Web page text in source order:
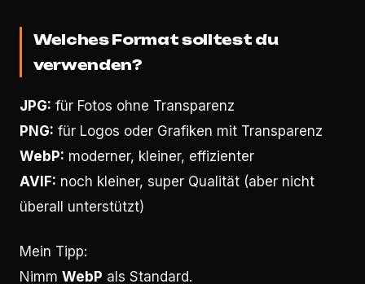
Welches Format solltest du
verwenden?
JPG: für Fotos ohne Transparenz
PNG: für Logos oder Grafiken mit Transparenz
WebP: moderner, kleiner, effizienter
AVIF: noch kleiner, super Qualität (aber nicht
überall unterstützt)
Mein Tipp:
Nimm WebP als Standard.